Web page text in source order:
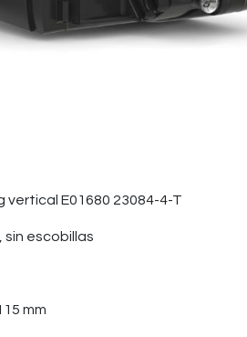
vertical E01680 23084-4-T
escobillas
mm